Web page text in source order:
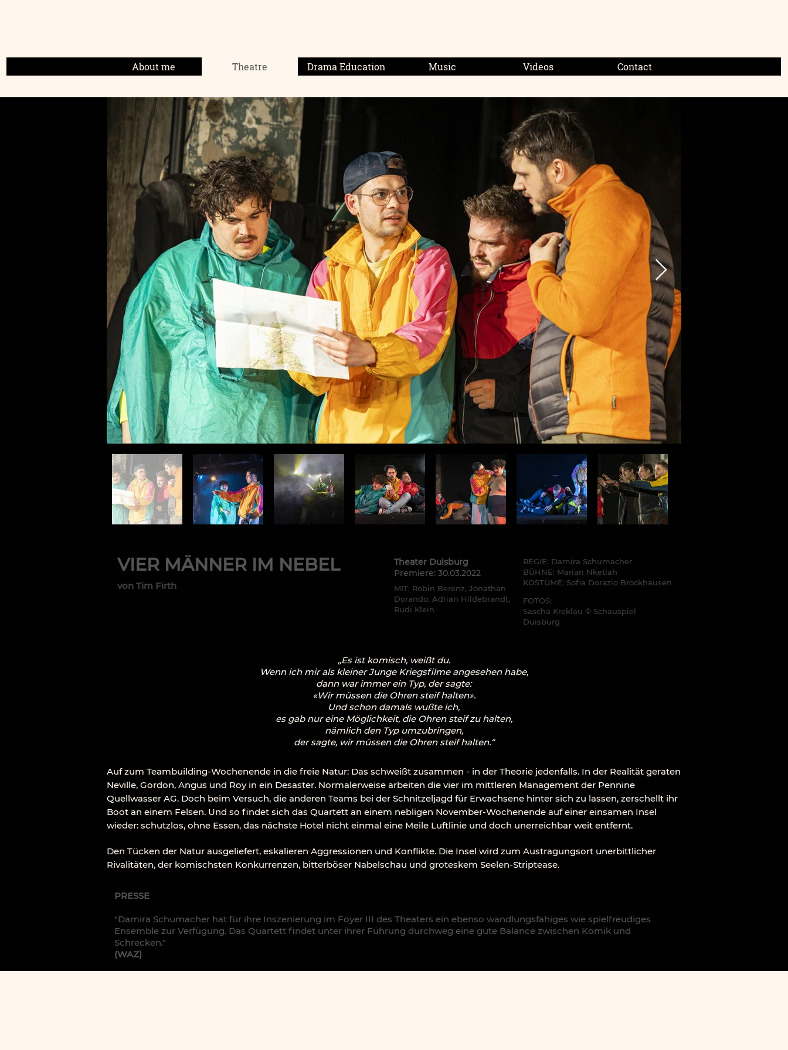
About me Theatre Drama Education Music Videos Contact
VIER MÄNNER IM NEBEL
MIT: Robin Berenz, Jonathan
Dorando, Adrian Hildebrandt,
Rudi Klein
von Tim Firth
Theater Duisburg​
Premiere: 30.03.2022
REGIE: Damira Schumacher
BÜHNE: Marian Nketiah
KOSTÜME: Sofia Dorazio Brockhausen
FOTOS:
Sascha Kreklau © Schauspiel
Duisburg
Auf zum Teambuilding-Wochenende in die freie Natur: Das schweißt zusammen - in der Theorie jedenfalls. In der Realität geraten
Neville, Gordon, Angus und Roy in ein Desaster. Normalerweise arbeiten die vier im mittleren Management der Pennine
Quellwasser AG. Doch beim Versuch, die anderen Teams bei der Schnitzeljagd für Erwachsene hinter sich zu lassen, zerschellt ihr
Boot an einem Felsen. Und so findet sich das Quartett an einem nebligen November-Wochenende auf einer einsamen Insel
wieder: schutzlos, ohne Essen, das nächste Hotel nicht einmal eine Meile Luftlinie und doch unerreichbar weit entfernt.
Den Tücken der Natur ausgeliefert, eskalieren Aggressionen und Konflikte. Die Insel wird zum Austragungsort unerbittlicher
Rivalitäten, der komischsten Konkurrenzen, bitterböser Nabelschau und groteskem Seelen-Striptease.
„Es ist komisch, weißt du.
Wenn ich mir als kleiner Junge Kriegsfilme angesehen habe,
dann war immer ein Typ, der sagte:
«Wir müssen die Ohren steif halten».
Und schon damals wußte ich,
es gab nur eine Möglichkeit, die Ohren steif zu halten,
nämlich den Typ umzubringen,
der sagte, wir müssen die Ohren steif halten.“
PRESSE
"Damira Schumacher hat für ihre Inszenierung im Foyer III des Theaters ein ebenso wandlungsfähiges wie spielfreudiges
Ensemble zur Verfügung. Das Quartett findet unter ihrer Führung durchweg eine gute Balance zwischen Komik und
Schrecken."
(WAZ)